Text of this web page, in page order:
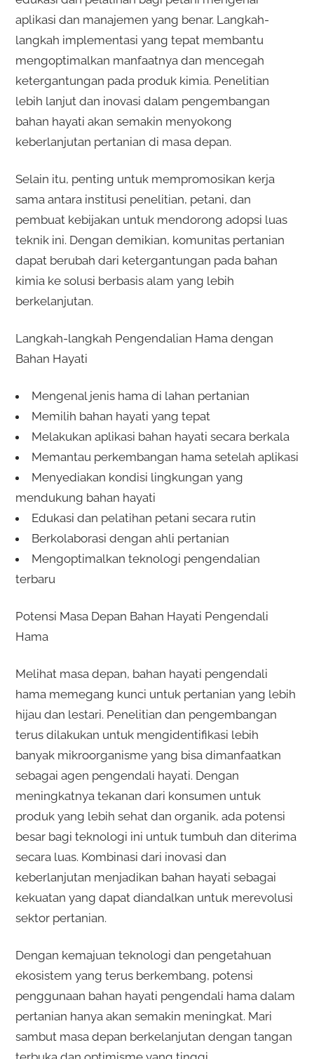
aplikasi dan manajemen yang benar. Langkah-
langkah implementasi yang tepat membantu
mengoptimalkan manfaatnya dan mencegah
ketergantungan pada produk kimia. Penelitian
lebih lanjut dan inovasi dalam pengembangan
bahan hayati akan semakin menyokong
keberlanjutan pertanian di masa depan.
Selain itu, penting untuk mempromosikan kerja
sama antara institusi penelitian, petani, dan
pembuat kebijakan untuk mendorong adopsi luas
teknik ini. Dengan demikian, komunitas pertanian
dapat berubah dari ketergantungan pada bahan
kimia ke solusi berbasis alam yang lebih
berkelanjutan.
Langkah-langkah Pengendalian Hama dengan
Bahan Hayati
Mengenal jenis hama di lahan pertanian
Memilih bahan hayati yang tepat
Melakukan aplikasi bahan hayati secara berkala
Memantau perkembangan hama setelah aplikasi
Menyediakan kondisi lingkungan yang
mendukung bahan hayati
Edukasi dan pelatihan petani secara rutin
Berkolaborasi dengan ahli pertanian
Mengoptimalkan teknologi pengendalian
terbaru
Potensi Masa Depan Bahan Hayati Pengendali
Hama
Melihat masa depan, bahan hayati pengendali
hama memegang kunci untuk pertanian yang lebih
hijau dan lestari. Penelitian dan pengembangan
terus dilakukan untuk mengidentifikasi lebih
banyak mikroorganisme yang bisa dimanfaatkan
sebagai agen pengendali hayati. Dengan
meningkatnya tekanan dari konsumen untuk
produk yang lebih sehat dan organik, ada potensi
besar bagi teknologi ini untuk tumbuh dan diterima
secara luas. Kombinasi dari inovasi dan
keberlanjutan menjadikan bahan hayati sebagai
kekuatan yang dapat diandalkan untuk merevolusi
sektor pertanian.
Dengan kemajuan teknologi dan pengetahuan
ekosistem yang terus berkembang, potensi
penggunaan bahan hayati pengendali hama dalam
pertanian hanya akan semakin meningkat. Mari
sambut masa depan berkelanjutan dengan tangan